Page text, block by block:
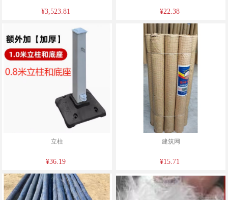
¥3,523.81 ¥22.38
立柱
¥36.19
建筑网
¥15.71